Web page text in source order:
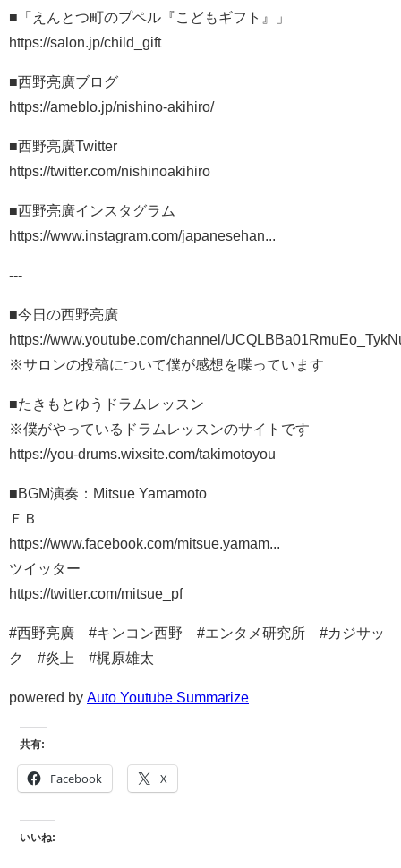
■「えんとつ町のプペル『こどもギフト』」
https://salon.jp/child_gift
■西野亮廣ブログ
https://ameblo.jp/nishino-akihiro/​
■西野亮廣Twitter
https://twitter.com/nishinoakihiro​
■西野亮廣インスタグラム
https://www.instagram.com/japanesehan...​
---
■今日の西野亮廣
https://www.youtube.com/channel/
※サロンの投稿について僕が感想を喋っています
■たきもとゆうドラムレッスン
※僕がやっているドラムレッスンのサイトです
https://you-drums.wixsite.com/takimotoyou
■BGM演奏：Mitsue Yamamoto
ＦＢ
https://www.facebook.com/mitsue.yamam...​
ツイッター
https://twitter.com/mitsue_pf​
#西野亮廣 #キンコン西野 #エンタメ研究所 #カジサッ
ク #炎上 #梶原雄太
powered by Auto Youtube Summarize
共有:
Facebook X
いいね: